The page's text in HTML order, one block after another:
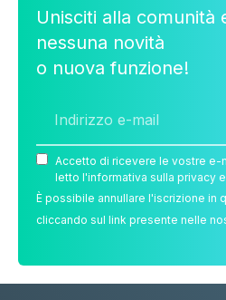
Unisciti alla comunità
nessuna novità
o nuova funzione!
Accetto di ricevere le vostre e-
letto l'informativa sulla privacy
È possibile annullare l'iscrizione in
cliccando sul link presente nelle